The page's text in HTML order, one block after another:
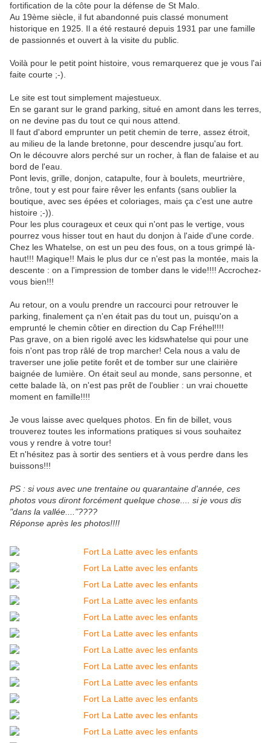
fortification de la côte pour la défense de St Malo.
Au 19ème siècle, il fut abandonné puis classé monument
historique en 1925. Il a été restauré depuis 1931 par une famille
de passionnés et ouvert à la visite du public.
Voilà pour le petit point histoire, vous remarquerez que je vous l'ai
faite courte ;-).
Le site est tout simplement majestueux.
En se garant sur le grand parking, situé en amont dans les terres,
on ne devine pas du tout ce qui nous attend.
Il faut d'abord emprunter un petit chemin de terre, assez étroit,
au milieu de la lande bretonne, pour descendre jusqu'au fort.
On le découvre alors perché sur un rocher, à flan de falaise et au
bord de l'eau.
Pont levis, grille, donjon, catapulte, four à boulets, meurtrière,
trône, tout y est pour faire rêver les enfants (sans oublier la
boutique, avec ses épées et coloriages, mais ça c'est une autre
histoire ;-)).
Pour les plus courageux et ceux qui n'ont pas le vertige, vous
pourrez vous hisser tout en haut du donjon à l'aide d'une corde.
Chez les Whatelse, on est un peu des fous, on a tous grimpé là-
haut!!! Magique!! Mais le plus dur ce n'est pas la montée, mais la
descente : on a l'impression de tomber dans le vide!!!! Accrochez-
vous bien!!!
Au retour, on a voulu prendre un raccourci pour retrouver le
parking, finalement ça n'en était pas du tout un, puisqu'on a
emprunté le chemin côtier en direction du Cap Fréhel!!!!
Pas grave, on a bien rigolé avec les kidswhatelse qui pour une
fois n'ont pas trop râlé de trop marcher! Cela nous a valu de
traverser une jolie petite forêt et de tomber sur une clairière
baignée de lumière. On était seul au monde, sans personne, et
cette balade là, on n'est pas prêt de l'oublier : un vrai chouette
moment en famille!!!!
Je vous laisse avec quelques photos. En fin de billet, vous
trouverez toutes les informations pratiques si vous souhaitez
vous y rendre à votre tour!
Et n'hésitez pas à sortir des sentiers et à vous perdre dans les
buissons!!!
PS : si vous avec une trentaine ou quarantaine d'année, ces
photos vous diront forcément quelque chose.... si je vous dis
"dans la vallée...."????
Réponse après les photos!!!!